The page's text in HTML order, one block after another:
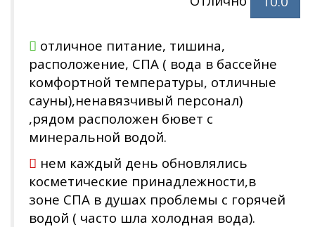
отличное питание, тишина,
расположение, СПА ( вода в бассейне
комфортной температуры, отличные
сауны),ненавязчивый персонал)
,рядом расположен бювет с
минеральной водой.
нем каждый день обновлялись
косметические принадлежности,в
зоне СПА в душах проблемы с горячей
водой ( часто шла холодная вода).